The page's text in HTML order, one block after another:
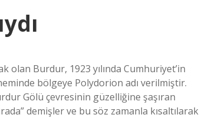
olan Burdur, 1923 yılında Cumhuriyet’in
bölgeye Polydorion adı verilmiştir.
Gölü çevresinin güzelliğine şaşıran
demişler ve bu söz zamanla kısaltılarak